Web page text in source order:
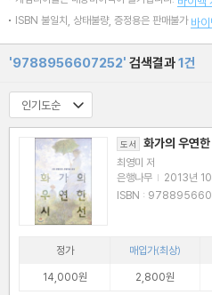
ISBN 불일치, 상태불량, 증정용은 판매불가 바
'9788956607252' 검색결과1건
도서 화가의 우연
최영미 저
은행나무 | 2013년
정가 매입가(최상)
14,000원
2,800원